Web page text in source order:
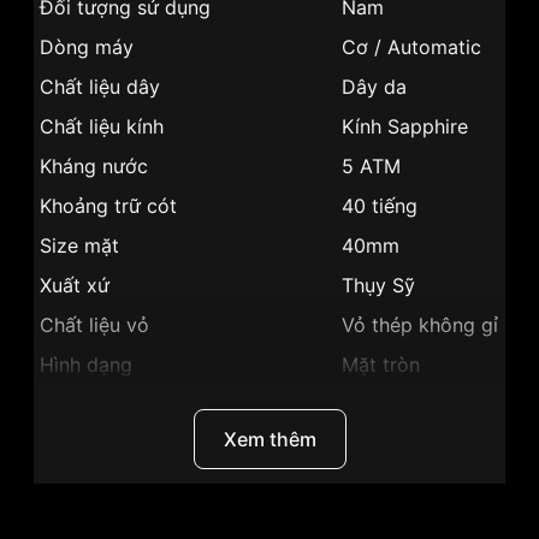
Đối tượng sử dụng
Nam
Dòng máy
Cơ / Automatic
Chất liệu dây
Dây da
Chất liệu kính
Kính Sapphire
Kháng nước
5 ATM
Khoảng trữ cót
40 tiếng
Size mặt
40mm
Xuất xứ
Thụy Sỹ
Chất liệu vỏ
Vỏ thép không gỉ
Hình dạng
Mặt tròn
Vỏ Màu Vàng
Xem thêm